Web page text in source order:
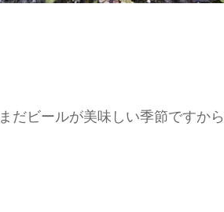
だビールが美味しい季節ですから